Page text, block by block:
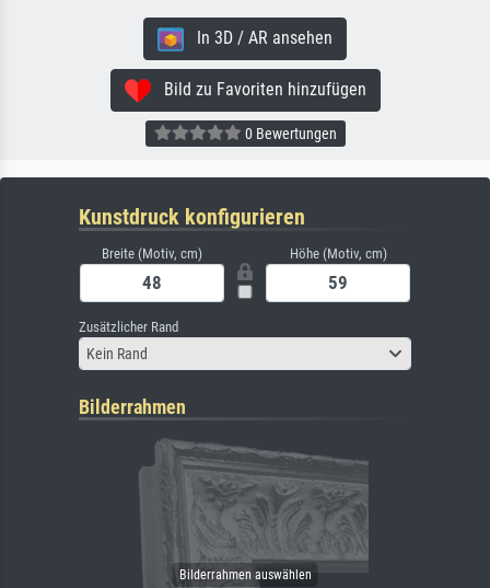
In 3D / AR ansehen
Bild zu Favoriten hinzufügen
0 Bewertungen
Kunstdruck konfigurieren
Breite (Motiv, cm) Höhe (Motiv, cm)
Zusätzlicher Rand
Kein Rand
Bilderrahmen